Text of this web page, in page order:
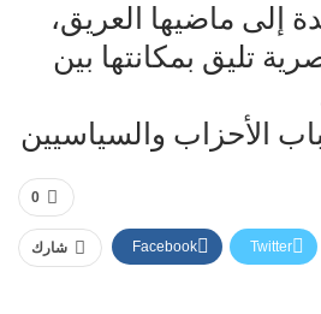
إلى ماضيها العريق،
تليق بمكانتها بين
الأحزاب والسياسيين
0
شارك Facebook Twitter